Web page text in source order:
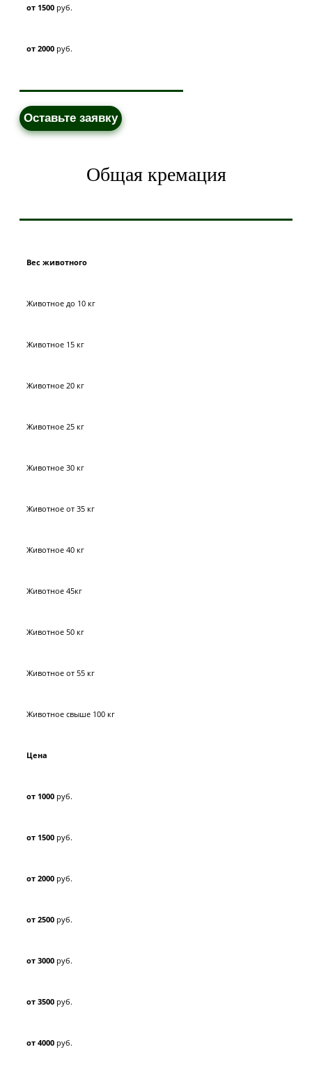
от 1500 руб.
от 2000 руб.
Оставьте заявку
Общая кремация
Вес животного
Животное до 10 кг
Животное 15 кг
Животное 20 кг
Животное 25 кг
Животное 30 кг
Животное от 35 кг
Животное 40 кг
Животное 45кг
Животное 50 кг
Животное от 55 кг
Животное свыше 100 кг
Цена
от 1000 руб.
от 1500 руб.
от 2000 руб.
от 2500 руб.
от 3000 руб.
от 3500 руб.
от 4000 руб.